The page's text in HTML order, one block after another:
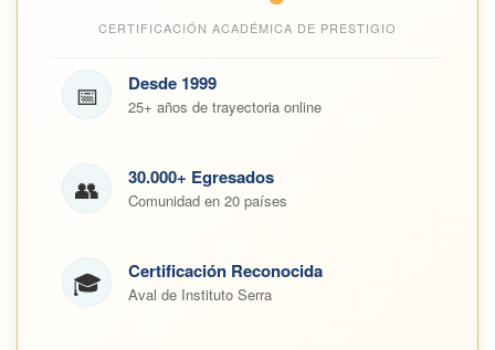
CERTIFICACIÓN ACADÉMICA DE PRESTIGIO
📅 Desde 1999
25+ años de trayectoria online
👥 30.000+ Egresados
Comunidad en 20 países
🎓 Certificación Reconocida
Aval de Instituto Serra